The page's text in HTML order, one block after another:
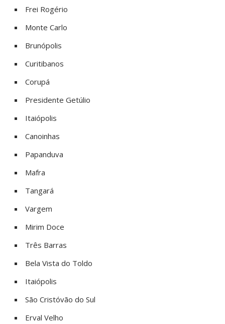
Frei Rogério
Monte Carlo
Brunópolis
Curitibanos
Corupá
Presidente Getúlio
Itaiópolis
Canoinhas
Papanduva
Mafra
Tangará
Vargem
Mirim Doce
Três Barras
Bela Vista do Toldo
Itaiópolis
São Cristóvão do Sul
Erval Velho